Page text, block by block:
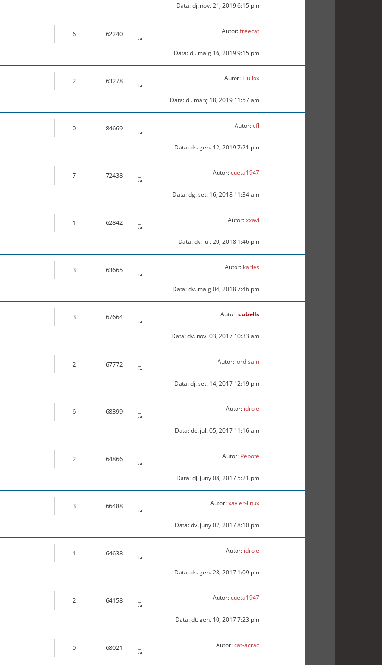
Data: dj. nov. 21, 2019 6:15 pm
6 62240 Autor:freecat
Data: dj. maig 16, 2019 9:15 pm
2 63278 Autor: Llullox
Data: dl. març 18, 2019 11:57 am
0 84669 Autor:efl
Data: ds. gen. 12, 2019 7:21 pm
7 72438 Autor:cueta1947
Data: dg. set. 16, 2018 11:34 am
1 62842 Autor:xxavi
Data: dv. jul. 20, 2018 1:46 pm
3 63665 Autor: karles
Data: dv. maig 04, 2018 7:46 pm
3 67664 Autor:cubells
Data: dv. nov. 03, 2017 10:33 am
2 67772 Autor: jordisam
Data: dj. set. 14, 2017 12:19 pm
6 68399 Autor: idroje
Data: dc. jul. 05, 2017 11:16 am
2 64866 Autor: Pepote
Data: dj. juny 08, 2017 5:21 pm
3 66488 Autor:xavier-linux
Data: dv. juny 02, 2017 8:10 pm
1 64638 Autor: idroje
Data: ds. gen. 28, 2017 1:09 pm
2 64158 Autor:cueta1947
Data: dt. gen. 10, 2017 7:23 pm
0 68021 Autor:cat-acrac